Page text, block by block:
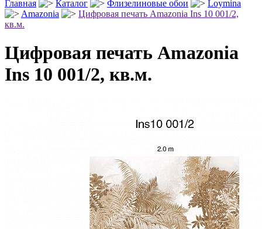
Главная
Каталог Флизелиновые обои
Loymina
Amazonia
Цифровая печать Amazonia Ins 10 001/2,
кв.м.
Цифровая печать Amazonia
Ins 10 001/2, кв.м.